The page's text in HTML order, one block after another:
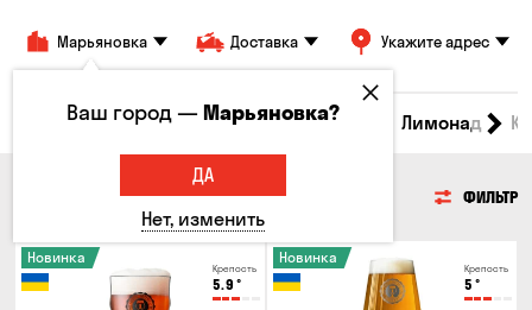
Марьяновка Доставка Укажите адрес
Все товары Пиво Сидр Вино Лимонад
ФИЛЬТР
Крепость
5.9 °
Новинка
Крепость
5 °
Новинка
Ваш город —Марьяновка?
ДА
Нет, изменить